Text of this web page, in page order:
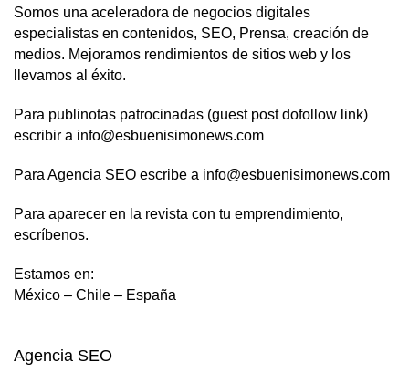
Somos una aceleradora de negocios digitales
especialistas en contenidos, SEO, Prensa, creación de
medios. Mejoramos rendimientos de sitios web y los
llevamos al éxito.
Para publinotas patrocinadas (guest post dofollow link)
escribir a info@esbuenisimonews.com
Para Agencia SEO escribe a info@esbuenisimonews.com
Para aparecer en la revista con tu emprendimiento,
escríbenos.
Estamos en:
México – Chile – España
Agencia SEO